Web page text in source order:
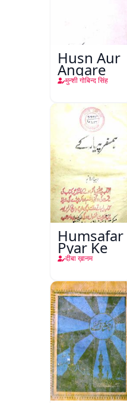
Husn Aur
Angare
मुन्शी गोबिन्द सिंह
Humsafar
Pyar Ke
दीबा ख़ानम